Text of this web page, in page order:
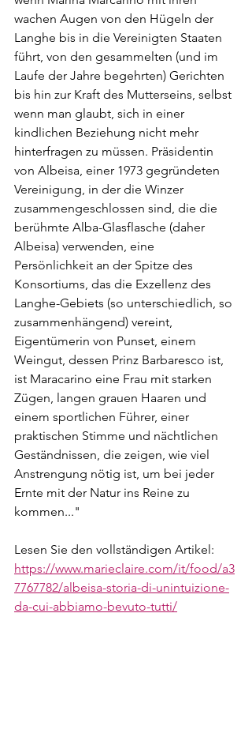
wachen Augen von den Hügeln der
Langhe bis in die Vereinigten Staaten
führt, von den gesammelten (und im
Laufe der Jahre begehrten) Gerichten
bis hin zur Kraft des Mutterseins, selbst
wenn man glaubt, sich in einer
kindlichen Beziehung nicht mehr
hinterfragen zu müssen. Präsidentin
von Albeisa, einer 1973 gegründeten
Vereinigung, in der die Winzer
zusammengeschlossen sind, die die
berühmte Alba-Glasflasche (daher
Albeisa) verwenden, eine
Persönlichkeit an der Spitze des
Konsortiums, das die Exzellenz des
Langhe-Gebiets (so unterschiedlich, so
zusammenhängend) vereint,
Eigentümerin von Punset, einem
Weingut, dessen Prinz Barbaresco ist,
ist Maracarino eine Frau mit starken
Zügen, langen grauen Haaren und
einem sportlichen Führer, einer
praktischen Stimme und nächtlichen
Geständnissen, die zeigen, wie viel
Anstrengung nötig ist, um bei jeder
Ernte mit der Natur ins Reine zu
kommen..."
Lesen Sie den vollständigen Artikel:
https://www.marieclaire.com/it/food/a3
7767782/albeisa-storia-di-unintuizione-
da-cui-abbiamo-bevuto-tutti/